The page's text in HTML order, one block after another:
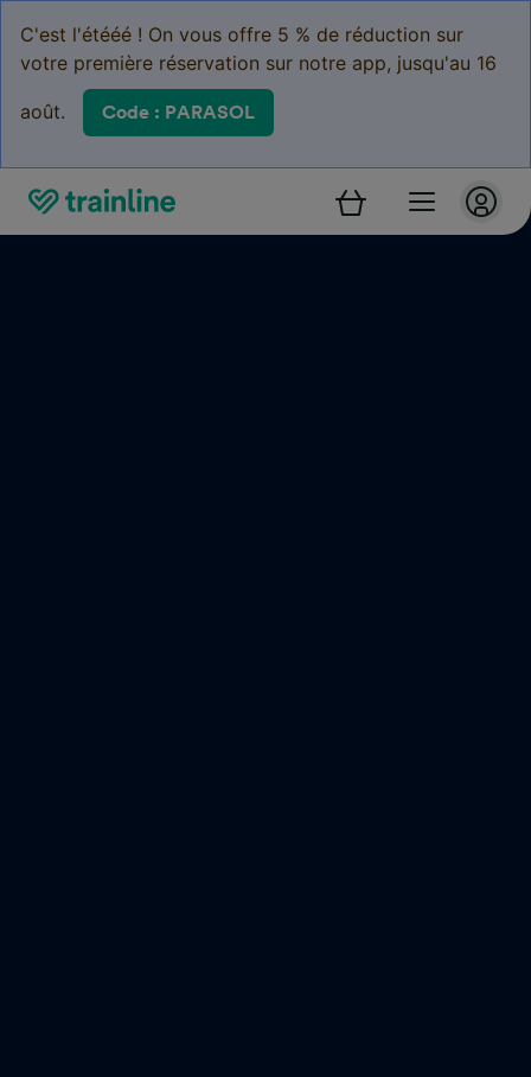
C'est l'étééé ! On vous offre 5 % de réduction sur
votre première réservation sur notre app, jusqu'au 16
août. Code : PARASOL